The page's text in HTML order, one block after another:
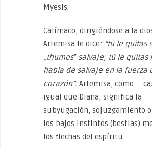
Myesis.
Calímaco, dirigiéndose a la
Artemisa le dice: “tú le quitas
„thumos‟ salvaje; tú le quitas
había de salvaje en la fuerza
corazón”. Artemisa, como
igual que Diana, significa la
subyugación, sojuzgamiento o
los bajos instintos (bestias)
los flechas del espíritu.